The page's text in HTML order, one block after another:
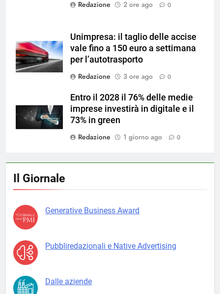
Redazione
2 ore ago 0
Unimpresa: il taglio delle accise
vale fino a 150 euro a settimana
per l’autotrasporto
Redazione
3 ore ago 0
Entro il 2028 il 76% delle medie
imprese investirà in digitale e il
73% in green
Redazione
1 giorno ago 0
Il Giornale
Generative Business Award
Pubbliredazionali e Native Advertising
Dalle aziende